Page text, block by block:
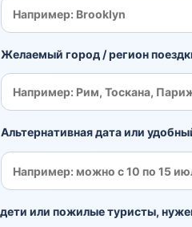
Желаемый город / регион
Альтернативная дата или
или пожилые туристы,